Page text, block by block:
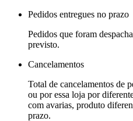
Pedidos entregues no prazo
Pedidos que foram
previsto.
Cancelamentos
Total de cancelamentos de
ou por essa loja por
com avarias, produto
prazo.